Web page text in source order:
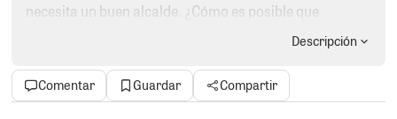
necesita un buen alcalde. ¿Cómo es posible que
teniendo un enorme canon minero no cuenten con
agua? Tienen más de 350 millones de soles y no han
sido capaces de ejecutar una obra vital para la
población”, manifestó. Benavides recordó que cuando
Descripción
Comentar Guardar Compartir